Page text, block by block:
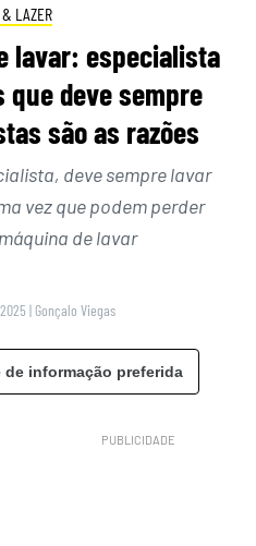
LAZER
lavar: especialista
deve sempre
são as razões
deve sempre lavar
vez que podem perder
de lavar
| Gonçalo Viegas
informação preferida